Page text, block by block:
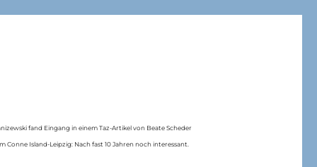
fand Eingang in einem Taz-Artikel von Beate Scheder
Conne Island-Leipzig: Nach fast 10 Jahren noch interessant.